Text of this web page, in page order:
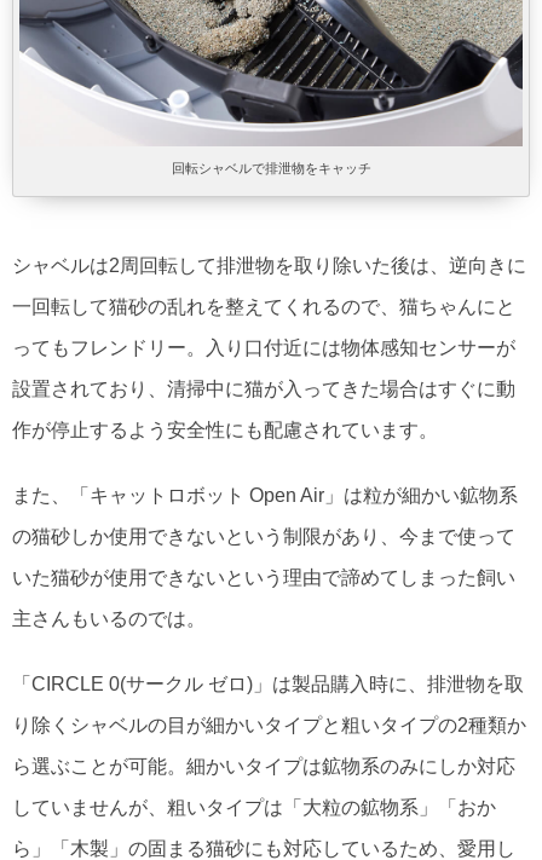
回転シャベルで排泄物をキャッチ
シャベルは2周回転して排泄物を取り除いた後は、逆向きに
一回転して猫砂の乱れを整えてくれるので、猫ちゃんにと
ってもフレンドリー。入り口付近には物体感知センサーが
設置されており、清掃中に猫が入ってきた場合はすぐに動
作が停止するよう安全性にも配慮されています。
また、「キャットロボット Open Air」は粒が細かい鉱物系
の猫砂しか使用できないという制限があり、今まで使って
いた猫砂が使用できないという理由で諦めてしまった飼い
主さんもいるのでは。
「CIRCLE 0(サークル ゼロ)」は製品購入時に、排泄物を取
り除くシャベルの目が細かいタイプと粗いタイプの2種類か
ら選ぶことが可能。細かいタイプは鉱物系のみにしか対応
していませんが、粗いタイプは「大粒の鉱物系」「おか
ら」「木製」の固まる猫砂にも対応しているため、愛用し